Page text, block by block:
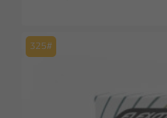
325#